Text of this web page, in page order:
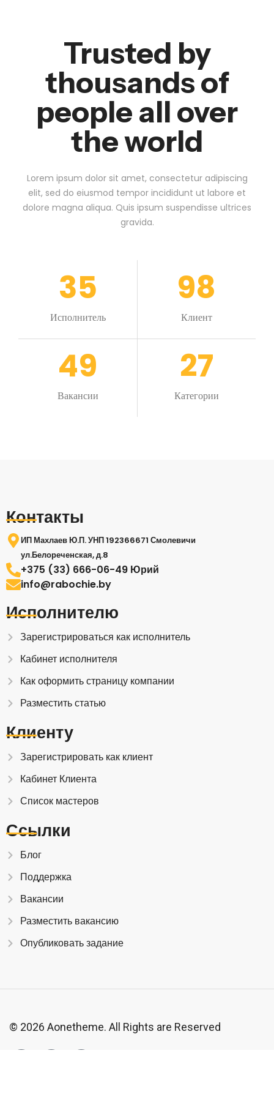
Trusted by
thousands of
people all over
the world
Lorem ipsum dolor sit amet, consectetur adipiscing
elit, sed do eiusmod tempor incididunt ut labore et
dolore magna aliqua. Quis ipsum suspendisse ultrices
gravida.
35
Исполнитель
98
Клиент
49
Вакансии
27
Категории
Контакты
ИП Махлаев Ю.П. УНП 192366671 Смолевичи
ул.Белореченская, д.8
+375 (33) 666-06-49 Юрий
info@rabochie.by
Исполнителю
Зарегистрироваться как исполнитель
Кабинет исполнителя
Как оформить страницу компании
Разместить статью
Клиенту
Зарегистрировать как клиент
Кабинет Клиента
Список мастеров
Ссылки
Блог
Поддержка
Вакансии
Разместить вакансию
Опубликовать задание
© 2026 Aonetheme. All Rights are Reserved